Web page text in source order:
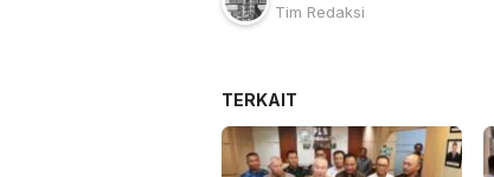
Tim Redaksi
TERKAIT